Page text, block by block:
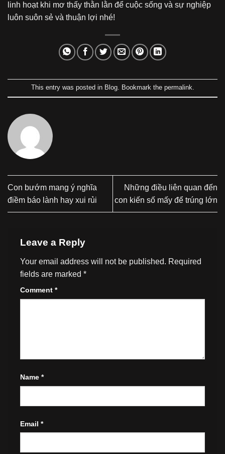
linh hoạt khi mơ thấy thằn lằn để cuộc sống và sự nghiệp
luôn suôn sẻ và thuận lợi nhé!
This entry was posted in Blog. Bookmark the permalink.
Con bướm mang ý nghĩa
điềm báo lành hay xui rủi
Những điều liên quan đến
con kiến số mấy để trúng lớn
Leave a Reply
Your email address will not be published. Required
fields are marked *
Comment *
Name *
Email *